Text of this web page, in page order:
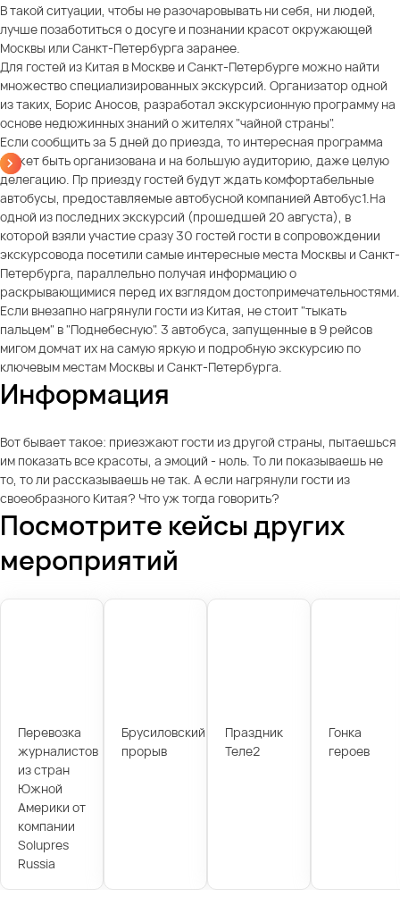
В такой ситуации, чтобы не разочаровывать ни себя, ни людей,
лучше позаботиться о досуге и познании красот окружающей
Москвы или Санкт-Петербурга заранее.
Для гостей из Китая в Москве и Санкт-Петербурге можно найти
множество специализированных экскурсий. Организатор одной
из таких, Борис Аносов, разработал экскурсионную программу на
основе недюжинных знаний о жителях "чайной страны".
Если сообщить за 5 дней до приезда, то интересная программа
может быть организована и на большую аудиторию, даже целую
делегацию. Пр приезду гостей будут ждать комфортабельные
автобусы, предоставляемые автобусной компанией Автобус1.На
одной из последних экскурсий (прошедшей 20 августа), в
которой взяли участие сразу 30 гостей гости в сопровождении
экскурсовода посетили самые интересные места Москвы и Санкт-
Петербурга, параллельно получая информацию о
раскрывающимися перед их взглядом достопримечательностями.
Если внезапно нагрянули гости из Китая, не стоит "тыкать
пальцем" в "Поднебесную". 3 автобуса, запущенные в 9 рейсов
мигом домчат их на самую яркую и подробную экскурсию по
ключевым местам Москвы и Санкт-Петербурга.
Информация
Вот бывает такое: приезжают гости из другой страны, пытаешься
им показать все красоты, а эмоций - ноль. То ли показываешь не
то, то ли рассказываешь не так. А если нагрянули гости из
своеобразного Китая? Что уж тогда говорить?
Посмотрите кейсы других
мероприятий
Перевозка
журналистов
из стран
Южной
Америки от
компании
Solupres
Russia
Брусиловский
прорыв
Праздник
Теле2
Гонка
героев